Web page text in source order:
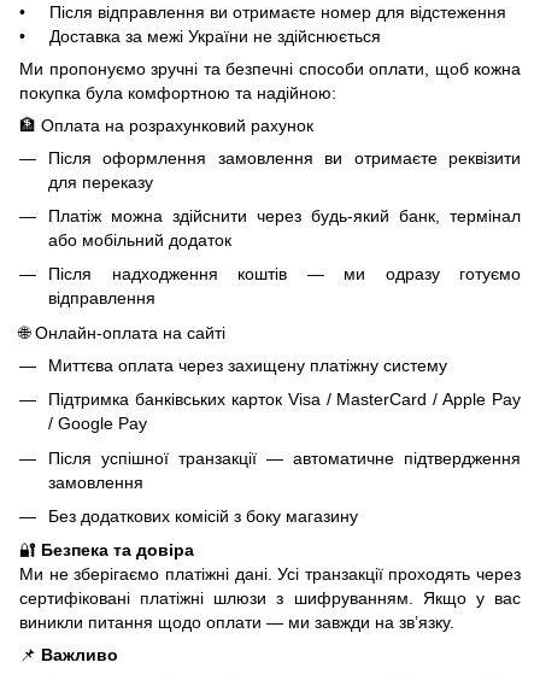
• Після відправлення ви отримаєте номер для відстеження
• Доставка за межі України не здійснюється
Ми пропонуємо зручні та безпечні способи оплати, щоб кожна
покупка була комфортною та надійною:
🏦 Оплата на розрахунковий рахунок
Після оформлення замовлення ви отримаєте реквізити
для переказу
Платіж можна здійснити через будь-який банк, термінал
або мобільний додаток
Після надходження коштів — ми одразу готуємо
відправлення
🌐 Онлайн-оплата на сайті
Миттєва оплата через захищену платіжну систему
Підтримка банківських карток Visa / MasterCard / Apple Pay
/ Google Pay
Після успішної транзакції — автоматичне підтвердження
замовлення
Без додаткових комісій з боку магазину
🔐 Безпека та довіра
Ми не зберігаємо платіжні дані. Усі транзакції проходять через
сертифіковані платіжні шлюзи з шифруванням. Якщо у вас
виникли питання щодо оплати — ми завжди на зв’язку.
📌 Важливо